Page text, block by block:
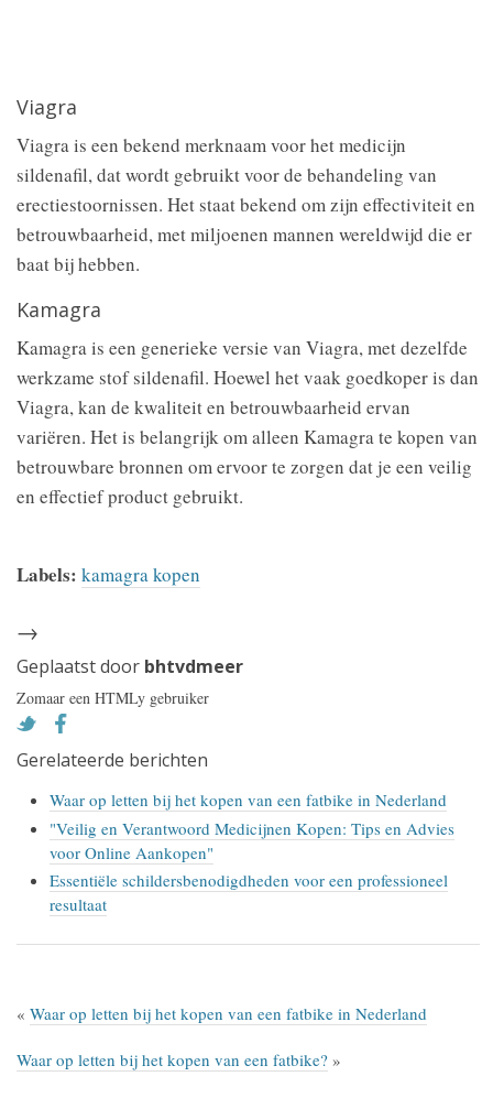
Viagra
Viagra is een bekend merknaam voor het medicijn
sildenafil, dat wordt gebruikt voor de behandeling van
erectiestoornissen. Het staat bekend om zijn effectiviteit en
betrouwbaarheid, met miljoenen mannen wereldwijd die er
baat bij hebben.
Kamagra
Kamagra is een generieke versie van Viagra, met dezelfde
werkzame stof sildenafil. Hoewel het vaak goedkoper is dan
Viagra, kan de kwaliteit en betrouwbaarheid ervan
variëren. Het is belangrijk om alleen Kamagra te kopen van
betrouwbare bronnen om ervoor te zorgen dat je een veilig
en effectief product gebruikt.
Labels: kamagra kopen
→
Geplaatst door bhtvdmeer
Zomaar een HTMLy gebruiker
Gerelateerde berichten
Waar op letten bij het kopen van een fatbike in Nederland
"Veilig en Verantwoord Medicijnen Kopen: Tips en Advies
voor Online Aankopen"
Essentiële schildersbenodigdheden voor een professioneel
resultaat
« Waar op letten bij het kopen van een fatbike in Nederland
Waar op letten bij het kopen van een fatbike? »